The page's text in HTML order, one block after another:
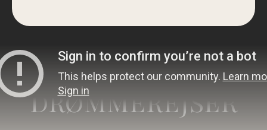
DRØMMEREJSER